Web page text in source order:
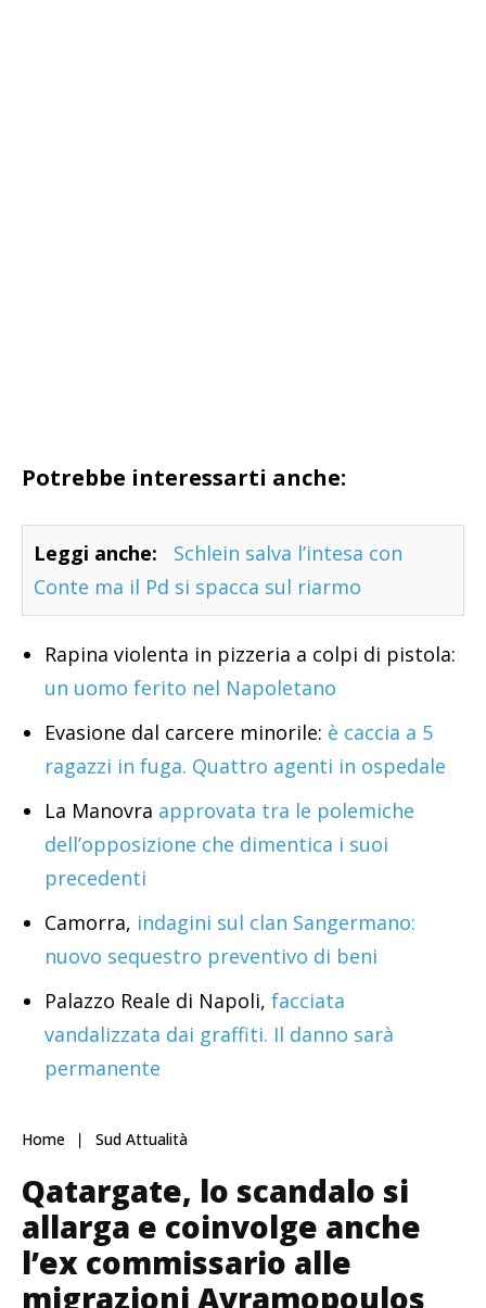
Potrebbe interessarti anche:
Leggi anche:
Schlein salva l’intesa con
Conte ma il Pd si spacca sul riarmo
Rapina violenta in pizzeria a colpi di pistola:
un uomo ferito nel Napoletano
Evasione dal carcere minorile: è caccia a 5
ragazzi in fuga. Quattro agenti in ospedale
La Manovra approvata tra le polemiche
dell’opposizione che dimentica i suoi
precedenti
Camorra, indagini sul clan Sangermano:
nuovo sequestro preventivo di beni
Palazzo Reale di Napoli, facciata
vandalizzata dai graffiti. Il danno sarà
permanente
Home Sud Attualità
Qatargate, lo scandalo si
allarga e coinvolge anche
l’ex commissario alle
migrazioni Avramopoulos